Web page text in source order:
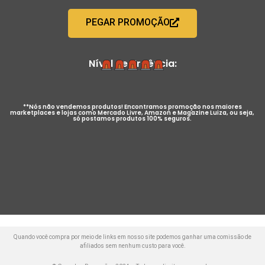
PEGAR PROMOÇÃO
Nível de Urgência:
**Nós não vendemos produtos! Encontramos promoção nos maiores
marketplaces e lojas como Mercado Livre, Amazon e Magazine Luiza, ou seja,
só postamos produtos 100% seguros.
Quando você compra por meio de links em nosso site podemos ganhar uma comissão de
afiliados sem nenhum custo para você.